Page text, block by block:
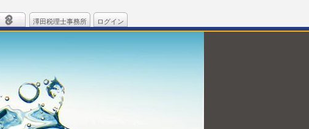
澤田税理士事務所 ログイン